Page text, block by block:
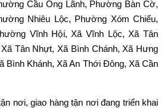
Cầu Ông Lãnh, Phường Bàn Cờ,
Nhiêu Lộc, Phường Xóm Chiếu,
Vĩnh Hội, Xã Vĩnh Lộc, Xã Tân
Tân Nhựt, Xã Bình Chánh, Xã Hưng
Bình Khánh, Xã An Thới Đông, Xã Cần
nơi, giao hàng tận nơi đang triển khai